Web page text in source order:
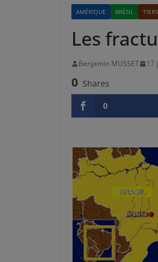
AMÉRIQUE BRÉSIL
Les
Benjamin MUSSET 17
0 Shares
0